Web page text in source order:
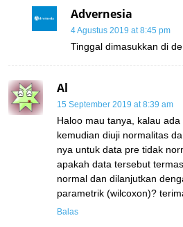
Advernesia
4 Agustus 2019 at 8:45 pm
Tinggal dimasukkan di
Al
15 September 2019 at 8:39 am
Haloo mau tanya, kalau
kemudian diuji normalitas
nya untuk data pre tidak
apakah data tersebut
normal dan dilanjutkan
parametrik (wilcoxon)?
Balas